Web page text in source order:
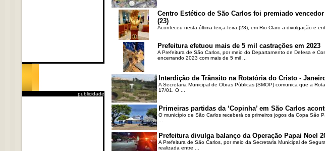
publicidade
Centro Estético de São Carlos foi premiado
(23)
Aconteceu nesta última terça-feira (23), em Rio Claro a divulgação e
Prefeitura efetuou mais de 5 mil castrações em 2023
A Prefeitura de São Carlos, por meio do Departamento de Defesa e
encerrando 2023 com mais de 5 mil ...
Interdição de Trânsito na Rotatória do Cristo -
A Secretaria Municipal de Obras Públicas (SMOP) comunica que a
17/01. O ...
Primeiras partidas da ‘Copinha’ em São Carlos
O município de São Carlos receberá os primeiros jogos da Copa São
Prefeitura divulga balanço da Operação Papai Noel
A Prefeitura de São Carlos, por meio da Secretaria Municipal de
realizada entre ...